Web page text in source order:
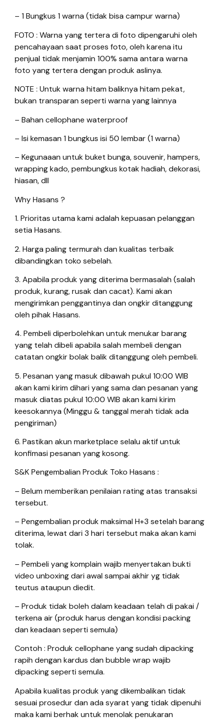
– 1 Bungkus 1 warna (tidak bisa campur warna)
FOTO : Warna yang tertera di foto dipengaruhi oleh
pencahayaan saat proses foto, oleh karena itu
penjual tidak menjamin 100% sama antara warna
foto yang tertera dengan produk aslinya.
NOTE : Untuk warna hitam baliknya hitam pekat,
bukan transparan seperti warna yang lainnya
– Bahan cellophane waterproof
– Isi kemasan 1 bungkus isi 50 lembar (1 warna)
– Kegunaaan untuk buket bunga, souvenir, hampers,
wrapping kado, pembungkus kotak hadiah, dekorasi,
hiasan, dll
Why Hasans ?
1. Prioritas utama kami adalah kepuasan pelanggan
setia Hasans.
2. Harga paling termurah dan kualitas terbaik
dibandingkan toko sebelah.
3. Apabila produk yang diterima bermasalah (salah
produk, kurang, rusak dan cacat). Kami akan
mengirimkan penggantinya dan ongkir ditanggung
oleh pihak Hasans.
4. Pembeli diperbolehkan untuk menukar barang
yang telah dibeli apabila salah membeli dengan
catatan ongkir bolak balik ditanggung oleh pembeli.
5. Pesanan yang masuk dibawah pukul 10:00 WIB
akan kami kirim dihari yang sama dan pesanan yang
masuk diatas pukul 10:00 WIB akan kami kirim
keesokannya (Minggu & tanggal merah tidak ada
pengiriman)
6. Pastikan akun marketplace selalu aktif untuk
konfimasi pesanan yang kosong.
S&K Pengembalian Produk Toko Hasans :
– Belum memberikan penilaian rating atas transaksi
tersebut.
– Pengembalian produk maksimal H+3 setelah barang
diterima, lewat dari 3 hari tersebut maka akan kami
tolak.
– Pembeli yang komplain wajib menyertakan bukti
video unboxing dari awal sampai akhir yg tidak
teutus ataupun diedit.
– Produk tidak boleh dalam keadaan telah di pakai /
terkena air (produk harus dengan kondisi packing
dan keadaan seperti semula)
Contoh : Produk cellophane yang sudah dipacking
rapih dengan kardus dan bubble wrap wajib
dipacking seperti semula.
Apabila kualitas produk yang dikembalikan tidak
sesuai prosedur dan ada syarat yang tidak dipenuhi
maka kami berhak untuk menolak penukaran